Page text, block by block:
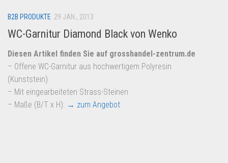
B2B PRODUKTE 29 JAN., 2013
WC-Garnitur Diamond Black von Wenko
Diesen Artikel finden Sie auf grosshandel-zentrum.de
– Offene WC-Garnitur aus hochwertigem Polyresin
(Kunststein)
– Mit eingearbeiteten Strass-Steinen
– Maße (B/T x H): → zum Angebot